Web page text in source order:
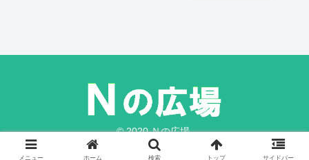
© 2020 Ｎの広場.
メニュー ホーム 検索 トップ サイドバー